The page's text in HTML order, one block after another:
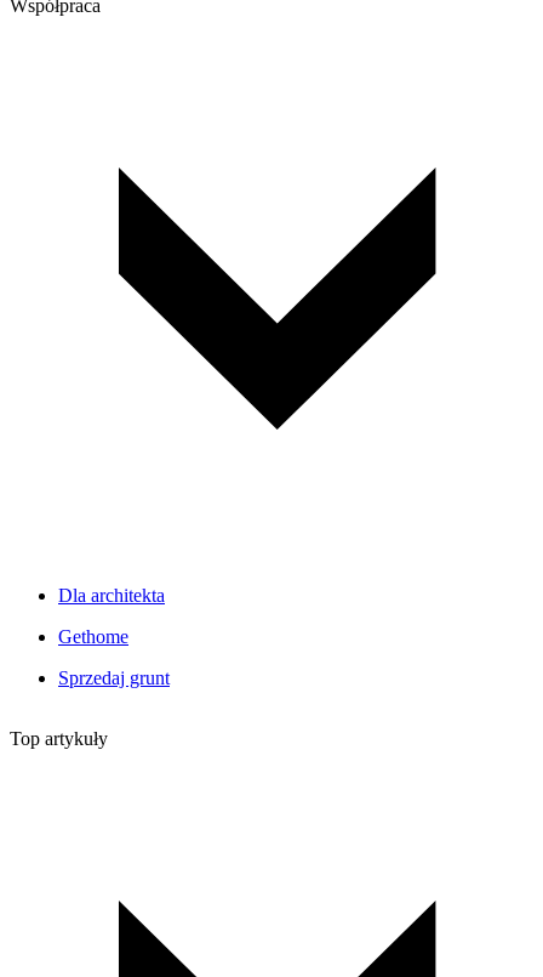
Współpraca
Dla architekta
Gethome
Sprzedaj grunt
Top artykuły